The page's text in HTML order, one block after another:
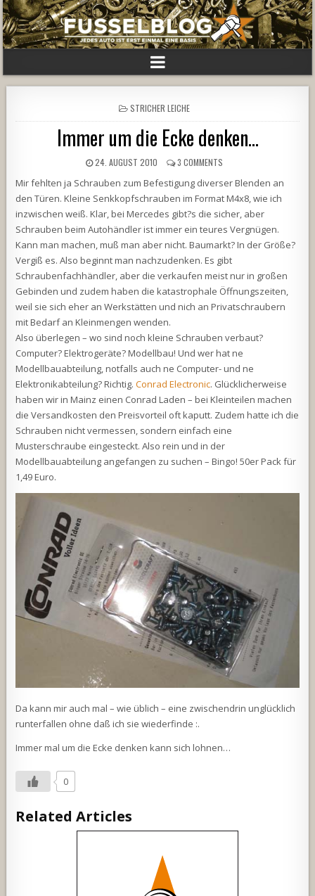
POSTED
IN
STRICHER LEICHE
Immer um die Ecke denken…
24. AUGUST 2010 3 COMMENTS
Mir fehlten ja Schrauben zum Befestigung diverser Blenden an
den Türen. Kleine Senkkopfschrauben im Format M4x8, wie ich
inzwischen weiß. Klar, bei Mercedes gibt?s die sicher, aber
Schrauben beim Autohändler ist immer ein teures Vergnügen.
Kann man machen, muß man aber nicht. Baumarkt? In der Größe?
Vergiß es. Also beginnt man nachzudenken. Es gibt
Schraubenfachhändler, aber die verkaufen meist nur in großen
Gebinden und zudem haben die katastrophale Öffnungszeiten,
weil sie sich eher an Werkstätten und nich an Privatschraubern
mit Bedarf an Kleinmengen wenden.
Also überlegen – wo sind noch kleine Schrauben verbaut?
Computer? Elektrogeräte? Modellbau! Und wer hat ne
Modellbauabteilung, notfalls auch ne Computer- und ne
Elektronikabteilung? Richtig.Conrad Electronic. Glücklicherweise
haben wir in Mainz einen Conrad Laden – bei Kleinteilen machen
die Versandkosten den Preisvorteil oft kaputt. Zudem hatte ich die
Schrauben nicht vermessen, sondern einfach eine
Musterschraube eingesteckt. Also rein und in der
Modellbauabteilung angefangen zu suchen – Bingo! 50er Pack für
1,49 Euro.
Da kann mir auch mal – wie üblich – eine zwischendrin unglücklich
runterfallen ohne daß ich sie wiederfinde :.
Immer mal um die Ecke denken kann sich lohnen…
0
Related Articles